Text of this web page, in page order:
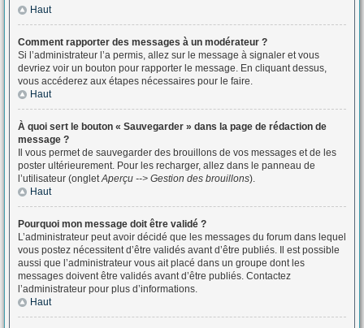
Haut
Comment rapporter des messages à un modérateur ?
Si l’administrateur l’a permis, allez sur le message à signaler et vous
devriez voir un bouton pour rapporter le message. En cliquant dessus,
vous accéderez aux étapes nécessaires pour le faire.
Haut
À quoi sert le bouton « Sauvegarder » dans la page de rédaction de
message ?
Il vous permet de sauvegarder des brouillons de vos messages et de les
poster ultérieurement. Pour les recharger, allez dans le panneau de
l’utilisateur (ongletAperçu --> Gestion des brouillons).
Haut
Pourquoi mon message doit être validé ?
L’administrateur peut avoir décidé que les messages du forum dans lequel
vous postez nécessitent d’être validés avant d’être publiés. Il est possible
aussi que l’administrateur vous ait placé dans un groupe dont les
messages doivent être validés avant d’être publiés. Contactez
l’administrateur pour plus d’informations.
Haut